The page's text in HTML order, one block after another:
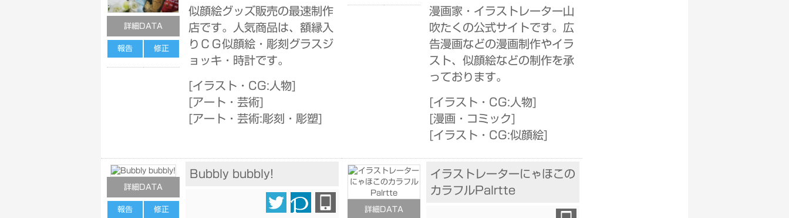
詳細DATA
報告 修正
似顔絵グッズ販売の最速制作
店です。人気商品は、額縁入
りＣＧ似顔絵・彫刻グラスジ
ョッキ・時計です。
[イラスト・CG:人物]
[アート・芸術]
[アート・芸術:彫刻・彫塑]
漫画家・イラストレーター山
吹たくの公式サイトです。広
告漫画などの漫画制作やイラ
スト、似顔絵などの制作を承
っております。
[イラスト・CG:人物]
[漫画・コミック]
[イラスト・CG:似顔絵]
詳細DATA
報告 修正
Bubbly bubbly!
詳細DATA
イラストレーターにゃほこの
カラフルPalrtte